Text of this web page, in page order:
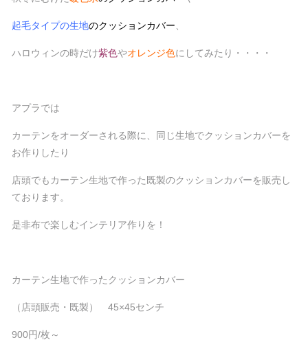
起毛タイプの生地のクッションカバー、
ハロウィンの時だけ紫色やオレンジ色にしてみたり・・・・
アプラでは
カーテンをオーダーされる際に、同じ生地でクッションカバーを
お作りしたり
店頭でもカーテン生地で作った既製のクッションカバーを販売し
ております。
是非布で楽しむインテリア作りを！
カーテン生地で作ったクッションカバー
（店頭販売・既製） 45×45センチ
900円/枚～